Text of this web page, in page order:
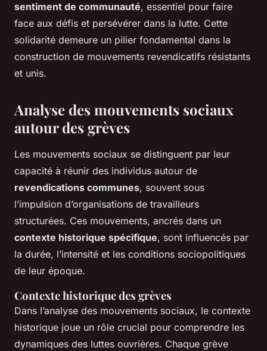
sentiment de communauté, essentiel pour faire
face aux défis et persévérer dans la lutte. Cette
solidarité demeure un pilier fondamental dans la
construction de mouvements revendicatifs résistants
et unis.
Analyse des mouvements sociaux
autour des grèves
Les mouvements sociaux se distinguent par leur
capacité à réunir des individus autour de
revendications communes, souvent sous
l’impulsion d’organisations de travailleurs
structurées. Ces mouvements, ancrés dans un
contexte historique spécifique, sont influencés par
la durée, l’intensité et les conditions sociopolitiques
de leur époque.
Contexte historique des grèves
Dans l’analyse des mouvements sociaux, le contexte
historique joue un rôle crucial pour comprendre les
dynamiques des luttes ouvrières. Chaque grève